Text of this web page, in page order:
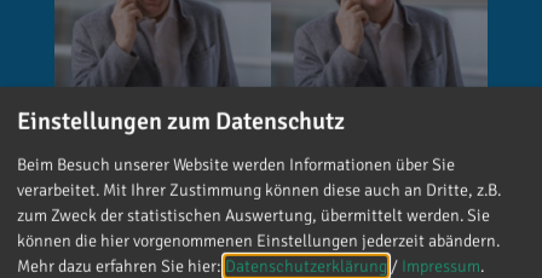
Reinhard Brandl
vor 5 Tagenvia facebook
Einstellungen zum Datenschutz
Beim Besuch unserer Website werden Informationen über Sie
verarbeitet. Mit Ihrer Zustimmung können diese auch an Dritte, z.B.
zum Zweck der statistischen Auswertung, übermittelt werden. Sie
können die hier vorgenommenen Einstellungen jederzeit abändern.
Mehr dazu erfahren Sie hier: Datenschutzerklärung / Impressum.